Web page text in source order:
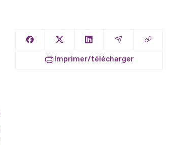
Partager sur Facebook
Partager sur XPartager sur LinkedIn
Partager par
Copier
Imprimer/télécharger